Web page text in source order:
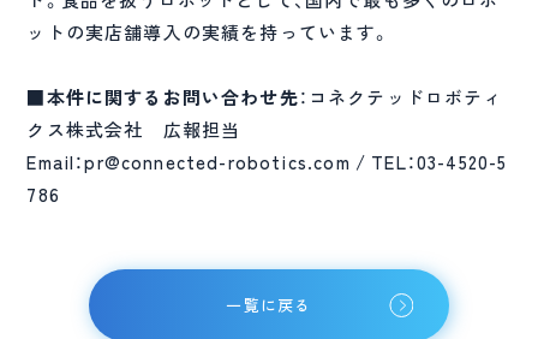
ットの実店舗導入の実績を持っています。
■本件に関するお問い合わせ先：コネクテッドロボティ
クス株式会社 広報担当
Email：pr@connected-robotics.com / TEL：03-4520-5
786
一覧に戻る